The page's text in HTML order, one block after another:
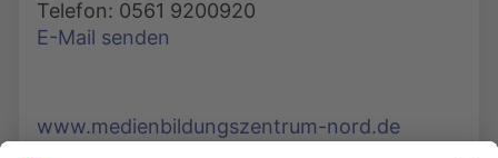
Telefon: 0561 9200920
E-Mail senden
www.medienbildungszentrum-nord.de